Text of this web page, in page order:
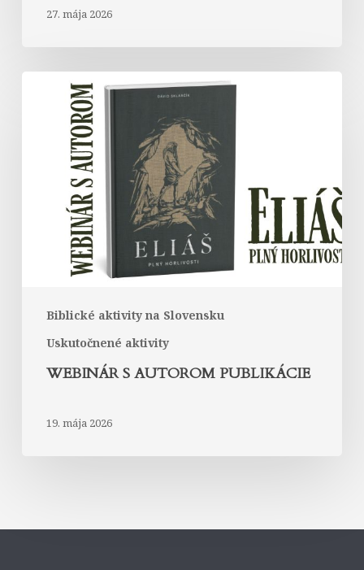
27. mája 2026
Biblické aktivity na Slovensku
Uskutočnené aktivity
WEBINÁR
autorom
publikácie
WEBINÁR S AUTOROM PUBLIKÁCIE
19. mája 2026